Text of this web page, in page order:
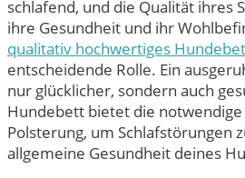
schlafend, und die Qualität ihres
ihre Gesundheit und ihr
qualitativ hochwertiges
entscheidende Rolle. Ein
nur glücklicher, sondern auch
Hundebett bietet die
Polsterung, um Schlafstörungen
allgemeine Gesundheit deines